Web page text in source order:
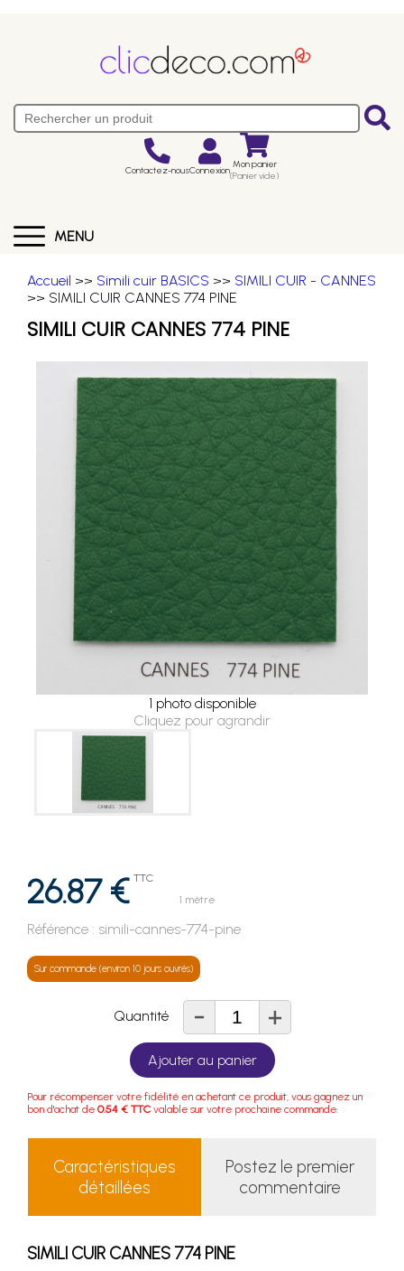
Contactez-nousConnexion Mon panier
(Panier vide)
MENU
Accueil >> Simili cuir BASICS >> SIMILI CUIR - CANNES
>> SIMILI CUIR CANNES 774 PINE
SIMILI CUIR CANNES 774 PINE
1 photo disponible
Cliquez pour agrandir
26.87 € TTC
1 mètre
Référence : simili-cannes-774-pine
Sur commande (environ 10 jours ouvrés)
Quantité - +
Ajouter au panier
Pour récompenser votre fidélité en achetant ce produit, vous gagnez un
bon d'achat de 0.54 € TTC valable sur votre prochaine commande.
Caractéristiques
détaillées
Postez le premier
commentaire
SIMILI CUIR CANNES 774 PINE